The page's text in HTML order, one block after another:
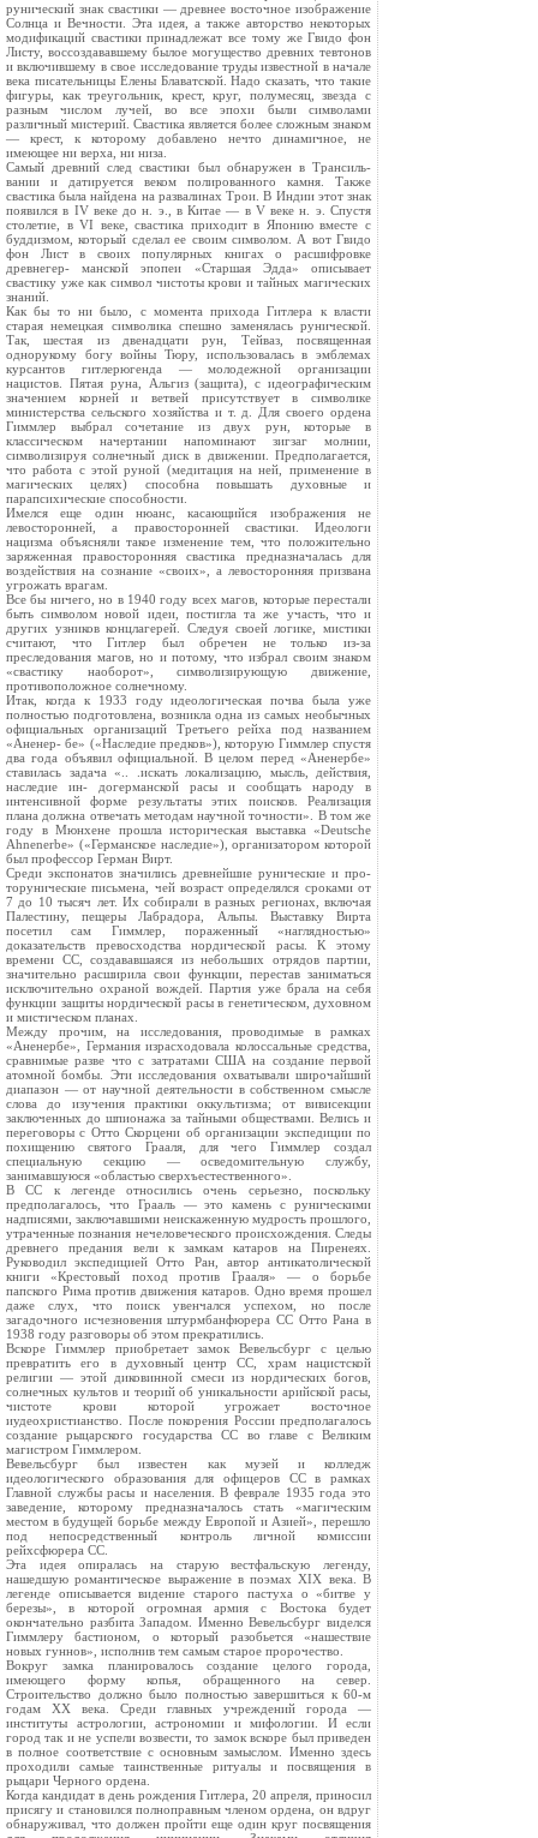
рунический знак свастики — древнее восточное изображение
Солнца и Вечности. Эта идея, а также авторство некоторых
модификаций свастики принадлежат все тому же Гвидо фон
Листу, воссоздававшему былое могущество древних тевтонов
и включившему в свое исследование труды известной в начале
века писательницы Елены Блаватской. Надо сказать, что такие
фигуры, как треугольник, крест, круг, полумесяц, звезда с
разным числом лучей, во все эпохи были символами
различный мистерий. Свастика является более сложным знаком
— крест, к которому добавлено нечто динамичное, не
имеющее ни верха, ни низа.
Самый древний след свастики был обнаружен в Трансиль-
вании и датируется веком полированного камня. Также
свастика была найдена на развалинах Трои. В Индии этот знак
появился в IV веке до н. э., в Китае — в V веке н. э. Спустя
столетие, в VI веке, свастика приходит в Японию вместе с
буддизмом, который сделал ее своим символом. А вот Гвидо
фон Лист в своих популярных книгах о расшифровке
древнегер- манской эпопеи «Старшая Эдда» описывает
свастику уже как символ чистоты крови и тайных магических
знаний.
Как бы то ни было, с момента прихода Гитлера к власти
старая немецкая символика спешно заменялась рунической.
Так, шестая из двенадцати рун, Тейваз, посвященная
однорукому богу войны Тюру, использовалась в эмблемах
курсантов гитлерюгенда — молодежной организации
нацистов. Пятая руна, Альгиз (защита), с идеографическим
значением корней и ветвей присутствует в символике
министерства сельского хозяйства и т. д. Для своего ордена
Гиммлер выбрал сочетание из двух рун, которые в
классическом начертании напоминают зигзаг молнии,
символизируя солнечный диск в движении. Предполагается,
что работа с этой руной (медитация на ней, применение в
магических целях) способна повышать духовные и
парапсихические способности.
Имелся еще один нюанс, касающийся изображения не
левосторонней, а правосторонней свастики. Идеологи
нацизма объясняли такое изменение тем, что положительно
заряженная правосторонняя свастика предназначалась для
воздействия на сознание «своих», а левосторонняя призвана
угрожать врагам.
Все бы ничего, но в 1940 году всех магов, которые перестали
быть символом новой идеи, постигла та же участь, что и
других узников концлагерей. Следуя своей логике, мистики
считают, что Гитлер был обречен не только из-за
преследования магов, но и потому, что избрал своим знаком
«свастику наоборот», символизирующую движение,
противоположное солнечному.
Итак, когда к 1933 году идеологическая почва была уже
полностью подготовлена, возникла одна из самых необычных
официальных организаций Третьего рейха под названием
«Аненер- бе» («Наследие предков»), которую Гиммлер спустя
два года объявил официальной. В целом перед «Аненербе»
ставилась задача «.. .искать локализацию, мысль, действия,
наследие ин- догерманской расы и сообщать народу в
интенсивной форме результаты этих поисков. Реализация
плана должна отвечать методам научной точности». В том же
году в Мюнхене прошла историческая выставка «Deutsche
Ahnenerbe» («Германское наследие»), организатором которой
был профессор Герман Вирт.
Среди экспонатов значились древнейшие рунические и про-
торунические письмена, чей возраст определялся сроками от
7 до 10 тысяч лет. Их собирали в разных регионах, включая
Палестину, пещеры Лабрадора, Альпы. Выставку Вирта
посетил сам Гиммлер, пораженный «наглядностью»
доказательств превосходства нордической расы. К этому
времени СС, создававшаяся из небольших отрядов партии,
значительно расширила свои функции, перестав заниматься
исключительно охраной вождей. Партия уже брала на себя
функции защиты нордической расы в генетическом, духовном
и мистическом планах.
Между прочим, на исследования, проводимые в рамках
«Аненербе», Германия израсходовала колоссальные средства,
сравнимые разве что с затратами США на создание первой
атомной бомбы. Эти исследования охватывали широчайший
диапазон — от научной деятельности в собственном смысле
слова до изучения практики оккультизма; от вивисекции
заключенных до шпионажа за тайными обществами. Велись и
переговоры с Отто Скорцени об организации экспедиции по
похищению святого Грааля, для чего Гиммлер создал
специальную секцию — осведомительную службу,
занимавшуюся «областью сверхъестественного».
В СС к легенде относились очень серьезно, поскольку
предполагалось, что Грааль — это камень с руническими
надписями, заключавшими неискаженную мудрость прошлого,
утраченные познания нечеловеческого происхождения. Следы
древнего предания вели к замкам катаров на Пиренеях.
Руководил экспедицией Отто Ран, автор антикатолической
книги «Крестовый поход против Грааля» — о борьбе
папского Рима против движения катаров. Одно время прошел
даже слух, что поиск увенчался успехом, но после
загадочного исчезновения штурмбанфюрера СС Отто Рана в
1938 году разговоры об этом прекратились.
Вскоре Гиммлер приобретает замок Вевельсбург с целью
превратить его в духовный центр СС, храм нацистской
религии — этой диковинной смеси из нордических богов,
солнечных культов и теорий об уникальности арийской расы,
чистоте крови которой угрожает восточное
иудеохристианство. После покорения России предполагалось
создание рыцарского государства СС во главе с Великим
магистром Гиммлером.
Вевельсбург был известен как музей и колледж
идеологического образования для офицеров СС в рамках
Главной службы расы и населения. В феврале 1935 года это
заведение, которому предназначалось стать «магическим
местом в будущей борьбе между Европой и Азией», перешло
под непосредственный контроль личной комиссии
рейхсфюрера СС.
Эта идея опиралась на старую вестфальскую легенду,
нашедшую романтическое выражение в поэмах XIX века. В
легенде описывается видение старого пастуха о «битве у
березы», в которой огромная армия с Востока будет
окончательно разбита Западом. Именно Вевельсбург виделся
Гиммлеру бастионом, о который разобьется «нашествие
новых гуннов», исполнив тем самым старое пророчество.
Вокруг замка планировалось создание целого города,
имеющего форму копья, обращенного на север.
Строительство должно было полностью завершиться к 60-м
годам XX века. Среди главных учреждений города —
институты астрологии, астрономии и мифологии. И если
город так и не успели возвести, то замок вскоре был приведен
в полное соответствие с основным замыслом. Именно здесь
проходили самые таинственные ритуалы и посвящения в
рыцари Черного ордена.
Когда кандидат в день рождения Гитлера, 20 апреля, приносил
присягу и становился полноправным членом ордена, он вдруг
обнаруживал, что должен пройти еще один круг посвящения